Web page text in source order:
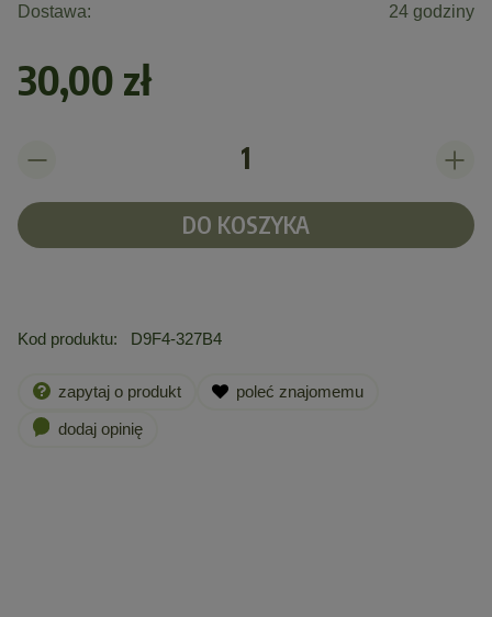
Dostawa: 24 godziny
30,00 zł
DO KOSZYKA
Kod produktu: D9F4-327B4
zapytaj o produkt
poleć znajomemu
dodaj opinię